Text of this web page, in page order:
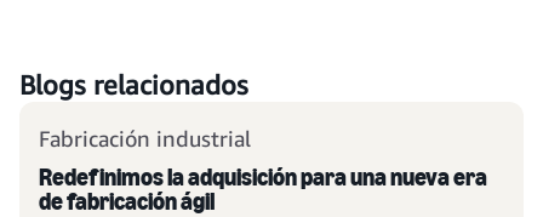
Blogs relacionados
Fabricación industrial
Redefinimos la adquisición para una nueva era
de fabricación ágil